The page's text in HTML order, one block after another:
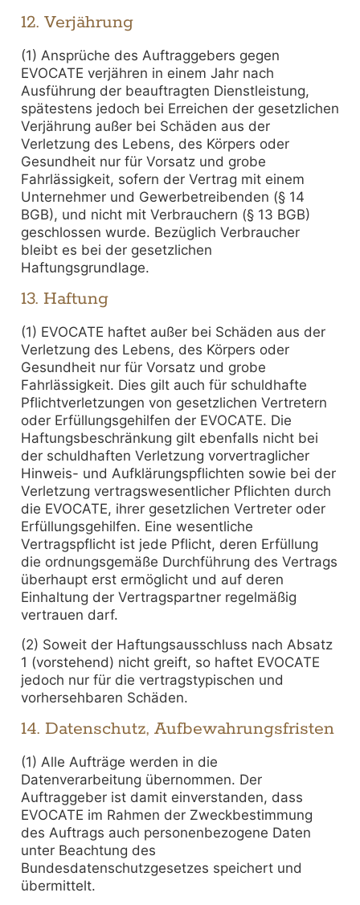
12. Verjährung
(1) Ansprüche des Auftraggebers gegen
EVOCATE verjähren in einem Jahr nach
Ausführung der beauftragten Dienstleistung,
spätestens jedoch bei Erreichen der gesetzlichen
Verjährung außer bei Schäden aus der
Verletzung des Lebens, des Körpers oder
Gesundheit nur für Vorsatz und grobe
Fahrlässigkeit, sofern der Vertrag mit einem
Unternehmer und Gewerbetreibenden (§ 14
BGB), und nicht mit Verbrauchern (§ 13 BGB)
geschlossen wurde. Bezüglich Verbraucher
bleibt es bei der gesetzlichen
Haftungsgrundlage.
13. Haftung
(1) EVOCATE haftet außer bei Schäden aus der
Verletzung des Lebens, des Körpers oder
Gesundheit nur für Vorsatz und grobe
Fahrlässigkeit. Dies gilt auch für schuldhafte
Pflichtverletzungen von gesetzlichen Vertretern
oder Erfüllungsgehilfen der EVOCATE. Die
Haftungsbeschränkung gilt ebenfalls nicht bei
der schuldhaften Verletzung vorvertraglicher
Hinweis- und Aufklärungspflichten sowie bei der
Verletzung vertragswesentlicher Pflichten durch
die EVOCATE, ihrer gesetzlichen Vertreter oder
Erfüllungsgehilfen. Eine wesentliche
Vertragspflicht ist jede Pflicht, deren Erfüllung
die ordnungsgemäße Durchführung des Vertrags
überhaupt erst ermöglicht und auf deren
Einhaltung der Vertragspartner regelmäßig
vertrauen darf.
(2) Soweit der Haftungsausschluss nach Absatz
1 (vorstehend) nicht greift, so haftet EVOCATE
jedoch nur für die vertragstypischen und
vorhersehbaren Schäden.
14. Datenschutz, Aufbewahrungsfristen
(1) Alle Aufträge werden in die
Datenverarbeitung übernommen. Der
Auftraggeber ist damit einverstanden, dass
EVOCATE im Rahmen der Zweckbestimmung
des Auftrags auch personenbezogene Daten
unter Beachtung des
Bundesdatenschutzgesetzes speichert und
übermittelt.